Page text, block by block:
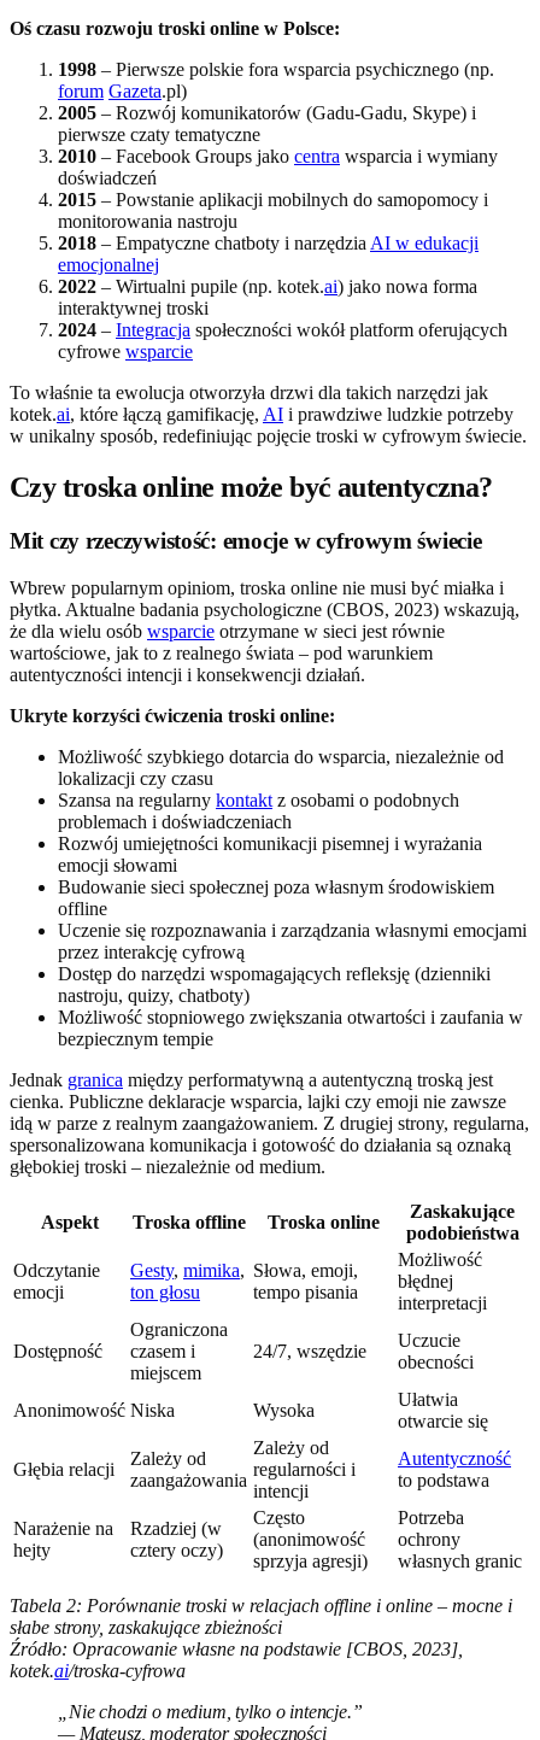
Oś czasu rozwoju troski online w Polsce:
1998 – Pierwsze polskie fora wsparcia psychicznego (np.
forum Gazeta.pl)
2005 – Rozwój komunikatorów (Gadu-Gadu, Skype) i
pierwsze czaty tematyczne
2010 – Facebook Groups jako centra wsparcia i wymiany
doświadczeń
2015 – Powstanie aplikacji mobilnych do samopomocy i
monitorowania nastroju
2018 – Empatyczne chatboty i narzędzia AI w edukacji
emocjonalnej
2022 – Wirtualni pupile (np. kotek.ai) jako nowa forma
interaktywnej troski
2024 – Integracja społeczności wokół platform oferujących
cyfrowe wsparcie
To właśnie ta ewolucja otworzyła drzwi dla takich narzędzi jak
kotek.ai, które łączą gamifikację, AI i prawdziwe ludzkie potrzeby
w unikalny sposób, redefiniując pojęcie troski w cyfrowym świecie.
Czy troska online może być autentyczna?
Mit czy rzeczywistość: emocje w cyfrowym świecie
Wbrew popularnym opiniom, troska online nie musi być miałka i
płytka. Aktualne badania psychologiczne (CBOS, 2023) wskazują,
że dla wielu osób wsparcie otrzymane w sieci jest równie
wartościowe, jak to z realnego świata – pod warunkiem
autentyczności intencji i konsekwencji działań.
Ukryte korzyści ćwiczenia troski online:
Możliwość szybkiego dotarcia do wsparcia, niezależnie od
lokalizacji czy czasu
Szansa na regularny kontakt z osobami o podobnych
problemach i doświadczeniach
Rozwój umiejętności komunikacji pisemnej i wyrażania
emocji słowami
Budowanie sieci społecznej poza własnym środowiskiem
offline
Uczenie się rozpoznawania i zarządzania własnymi emocjami
przez interakcję cyfrową
Dostęp do narzędzi wspomagających refleksję (dzienniki
nastroju, quizy, chatboty)
Możliwość stopniowego zwiększania otwartości i zaufania w
bezpiecznym tempie
Jednak granica między performatywną a autentyczną troską jest
cienka. Publiczne deklaracje wsparcia, lajki czy emoji nie zawsze
idą w parze z realnym zaangażowaniem. Z drugiej strony, regularna,
spersonalizowana komunikacja i gotowość do działania są oznaką
głębokiej troski – niezależnie od medium.
Aspekt Troska offline Troska online
Zaskakujące
podobieństwa
Odczytanie
emocji
Gesty, mimika,
ton głosu
Słowa, emoji,
tempo pisania
Możliwość
błędnej
interpretacji
Dostępność
Ograniczona
czasem i
miejscem
24/7, wszędzie
Uczucie
obecności
Anonimowość Niska Wysoka
Ułatwia
otwarcie się
Głębia relacji
Zależy od
zaangażowania
Zależy od
regularności i
intencji
Autentyczność
to podstawa
Narażenie na
hejty
Rzadziej (w
cztery oczy)
Często
(anonimowość
sprzyja agresji)
Potrzeba
ochrony
własnych granic
Tabela 2: Porównanie troski w relacjach offline i online – mocne i
słabe strony, zaskakujące zbieżności
Źródło: Opracowanie własne na podstawie [CBOS, 2023],
kotek.ai/troska-cyfrowa
„Nie chodzi o medium, tylko o intencje.”
— Mateusz, moderator społeczności